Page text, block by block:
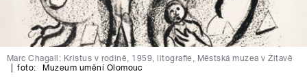
Marc Chagall: Kristus v rodině, 1959, litograﬁe, Městská muzea v Žitavě
foto: Muzeum umění Olomouc